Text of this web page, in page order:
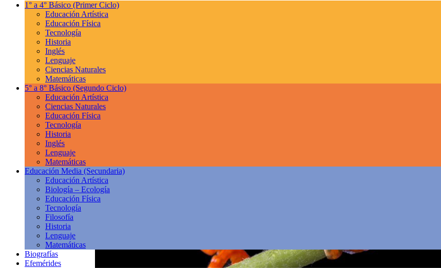
1° a 4° Básico (Primer Ciclo)
Educación Artística
Educación Física
Tecnología
Historia
Inglés
Lenguaje
Ciencias Naturales
Matemáticas
5° a 8° Básico (Segundo Ciclo)
Educación Artística
Ciencias Naturales
Educación Física
Tecnología
Historia
Inglés
Lenguaje
Matemáticas
Educación Media (Secundaria)
Educación Artística
Biología – Ecología
Educación Física
Tecnología
Filosofía
Historia
Lenguaje
Matemáticas
Biografías
Efemérides